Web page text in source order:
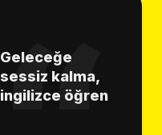
Geleceğe
sessiz kalma,
ingilizce öğren